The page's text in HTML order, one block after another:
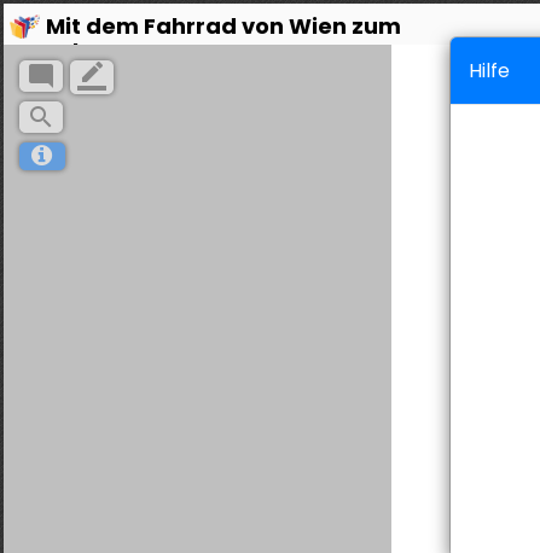
Hilfe
Mit dem Fahrrad von Wien zum
Schwarzen Meer
mode_comment
border_color
search